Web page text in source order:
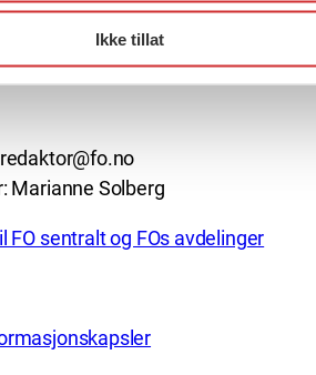
Ikke tillat
Marianne Solberg
FO sentralt og FOs avdelinger